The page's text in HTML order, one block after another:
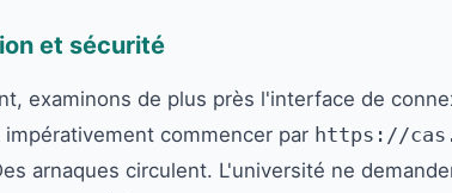
et sécurité
examinons de plus près l'interface de
impérativement commencer par https://
arnaques circulent. L'université ne